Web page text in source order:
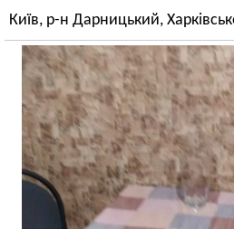
Київ, р-н Дарницький,